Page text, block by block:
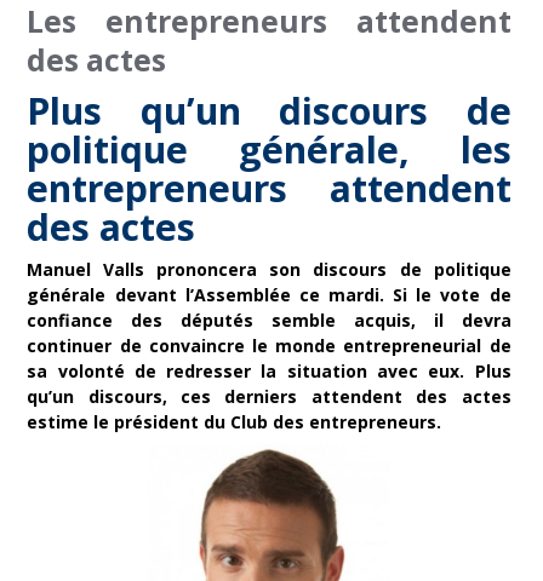
Les entrepreneurs attendent
des actes
Plus qu’un discours de
politique générale, les
entrepreneurs attendent
des actes
Manuel Valls prononcera son discours de politique
générale devant l’Assemblée ce mardi. Si le vote de
confiance des députés semble acquis, il devra
continuer de convaincre le monde entrepreneurial de
sa volonté de redresser la situation avec eux. Plus
qu’un discours, ces derniers attendent des actes
estime le président du Club des entrepreneurs.